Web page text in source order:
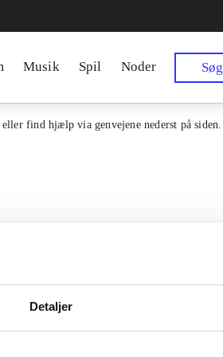
Detaljer
Musik Spil Noder Søg
find hjælp via genvejene nederst på siden.
Kontakt os